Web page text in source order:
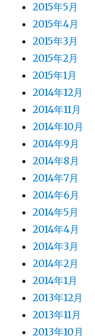
2015年5月
2015年4月
2015年3月
2015年2月
2015年1月
2014年12月
2014年11月
2014年10月
2014年9月
2014年8月
2014年7月
2014年6月
2014年5月
2014年4月
2014年3月
2014年2月
2014年1月
2013年12月
2013年11月
2013年10月